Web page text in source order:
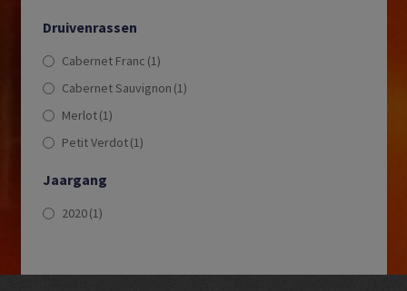
Druivenrassen
Cabernet Franc (1)
Cabernet Sauvignon (1)
Merlot(1)
Petit Verdot(1)
Jaargang
2020(1)